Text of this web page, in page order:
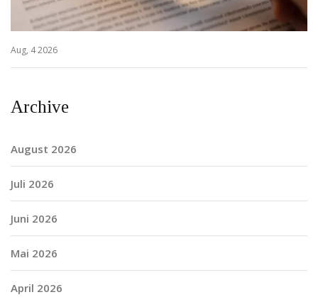
Aug, 4 2026
Archive
August 2026
Juli 2026
Juni 2026
Mai 2026
April 2026